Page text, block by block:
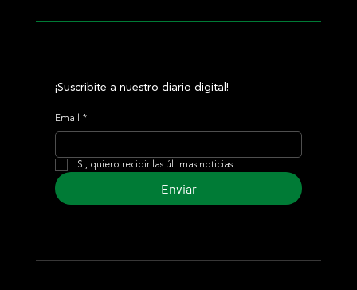
¡Suscribite a nuestro diario digital!
Email *
Si, quiero recibir las últimas noticias
Enviar